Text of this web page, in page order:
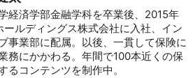
経済学部金融学科を卒業後、2015年
ールディングス株式会社に入社、イン
事業部に配属。以後、一貫して保険に
務にかかわる。年間で100本近くの保
るコンテンツを制作中。